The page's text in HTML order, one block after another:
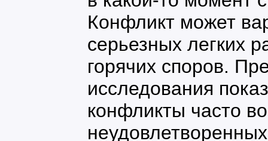
Конфликт может
серьезных легких
горячих споров.
исследования
конфликты часто